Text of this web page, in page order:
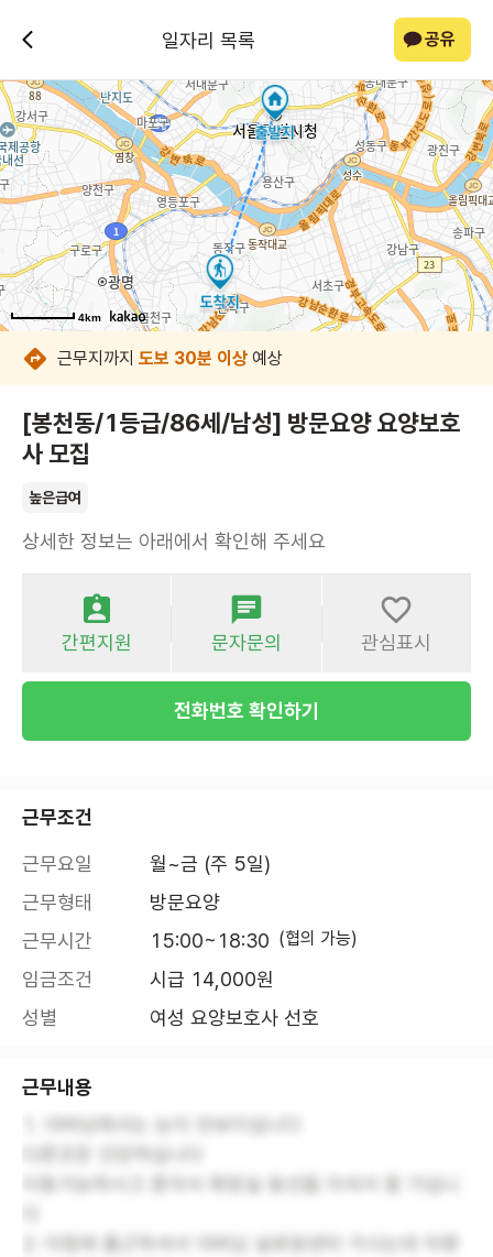
일자리 목록 공유
4km
4km
4km
4km
4km
4km
4km
4km
근무지까지 도보 30분 이상 예상
[봉천동/1등급/86세/남성] 방문요양 요양보호
사 모집
높은급여
상세한 정보는 아래에서 확인해 주세요
간편지원 문자문의 관심표시
전화번호 확인하기
근무조건
근무요일
월~금 (주 5일)
근무형태
방문요양
근무시간
15:00~18:30 (협의 가능)
임금조건
시급 14,000원
성별
여성 요양보호사 선호
근무내용
2. 아침에 출근하셔서 아버님 실로암센터 가시는데 차량